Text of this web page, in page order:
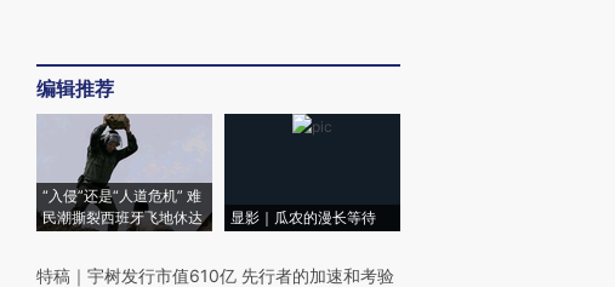
编辑推荐
“入侵”还是“人道危机” 难
民潮撕裂西班牙飞地休达
显影｜瓜农的漫长等待
特稿 ｜ 宇树发行市值610亿 先行者的加速和考验